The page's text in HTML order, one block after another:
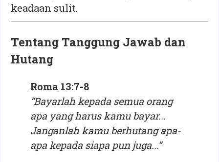
keadaan sulit.
Tentang Tanggung Jawab dan
Hutang
Roma 13:7-8
“Bayarlah kepada semua orang
apa yang harus kamu bayar...
Janganlah kamu berhutang apa-
apa kepada siapa pun juga...”